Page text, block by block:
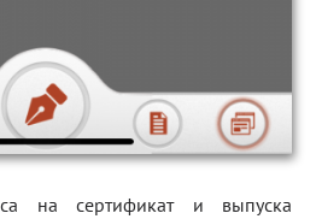
на сертификат и выпуска